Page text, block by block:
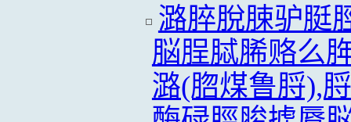
潞脺脫脨驴脡
脳脭脦脪赂么
潞(脗煤鲁脟),